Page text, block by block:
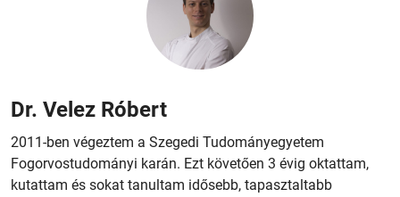
Dr. Velez Róbert
2011-ben végeztem a Szegedi Tudományegyetem
Fogorvostudományi karán. Ezt követően 3 évig oktattam,
kutattam és sokat tanultam idősebb, tapasztaltabb